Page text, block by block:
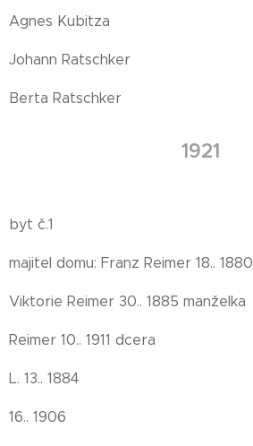
Agnes Kubitza
Johann Ratschker
Berta Ratschker
1921
byt č.1
majitel domu: Franz Reimer 18..
Viktorie Reimer 30.. 1885 manželka
Reimer 10.. 1911 dcera
L. 13.. 1884
16.. 1906